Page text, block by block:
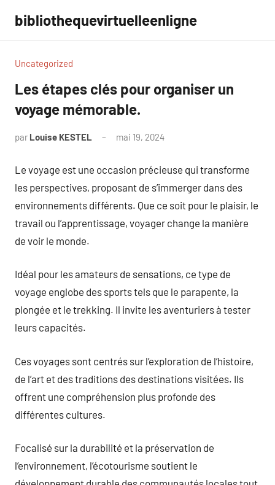
contenu
bibliothequevirtuelleenligne
Uncategorized
Les étapes clés pour organiser un
voyage mémorable.
par Louise KESTEL mai 19, 2024
Le voyage est une occasion précieuse qui transforme
les perspectives, proposant de s’immerger dans des
environnements différents. Que ce soit pour le plaisir, le
travail ou l’apprentissage, voyager change la manière
de voir le monde.
Idéal pour les amateurs de sensations, ce type de
voyage englobe des sports tels que le parapente, la
plongée et le trekking. Il invite les aventuriers à tester
leurs capacités.
Ces voyages sont centrés sur l’exploration de l’histoire,
de l’art et des traditions des destinations visitées. Ils
offrent une compréhension plus profonde des
différentes cultures.
Focalisé sur la durabilité et la préservation de
l’environnement, l’écotourisme soutient le